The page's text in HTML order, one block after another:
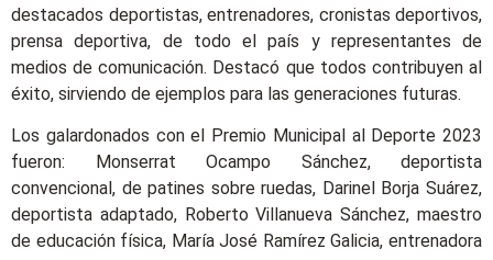
destacados deportistas, entrenadores, cronistas deportivos,
prensa deportiva, de todo el país y representantes de
medios de comunicación. Destacó que todos contribuyen al
éxito, sirviendo de ejemplos para las generaciones futuras.
Los galardonados con el Premio Municipal al Deporte 2023
fueron: Monserrat Ocampo Sánchez, deportista
convencional, de patines sobre ruedas, Darinel Borja Suárez,
deportista adaptado, Roberto Villanueva Sánchez, maestro
de educación física, María José Ramírez Galicia, entrenadora